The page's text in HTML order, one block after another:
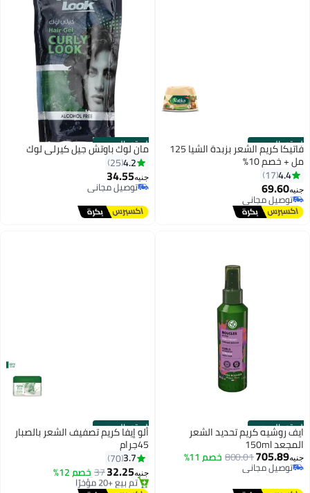
الستور الرسمي فاتيكا كريم الشعر بزبدة الشيا 125
مل + خصم 10%
4.4
17
جنيه69.60
توصيل مجاني
توصيل مجاني
الستور الرسمي
مان لوك باوتش جيل كيرلى لوك
4.2
25
جنيه34.55
توصيل مجاني
توصيل مجاني
الستور الرسمي
ايف روشيه كريم تحديد الشعر
المجعد 150ml
جنيه705.89
800.01خصم 11%
توصيل مجاني
توصيل مجاني
الستور الرسمي
ألو إيفا كريم تصفيف الشعر بالصبار
45جرام
3.7
70
جنيه32.25
37 خصم 12%
#45 في الكريمات والجيل واللوشن
توصيل مجاني
تم بيع +20 مؤخرًا
#45 في الكريمات والجيل واللوشن